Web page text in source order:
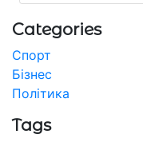
Categories
Спорт
Бізнес
Політика
Tags